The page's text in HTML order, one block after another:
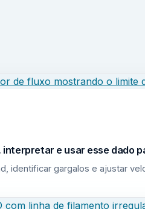
e usar esse dado
identificar gargalos e ajustar